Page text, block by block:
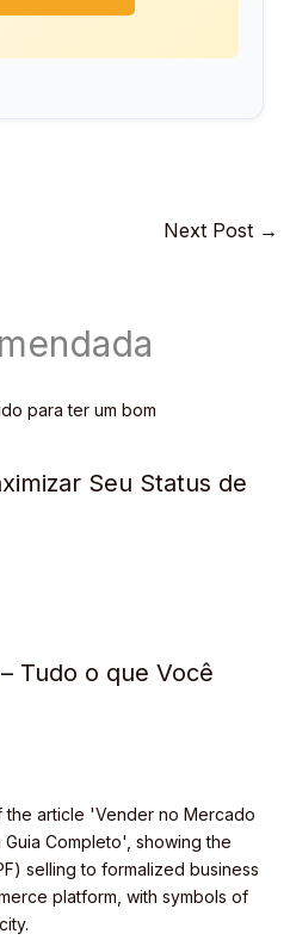
Next Post →
Seu Status de
Tudo o que Você